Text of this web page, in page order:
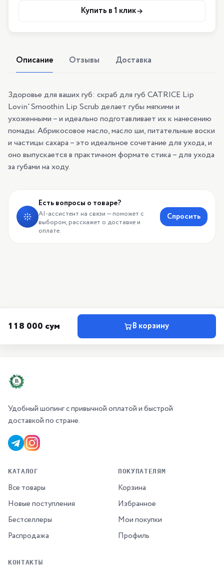
Купить в 1 клик
Описание Отзывы Доставка
Здоровье для ваших губ: скраб для губ CATRICE Lip
Lovin' Smoothin Lip Scrub делает губы мягкими и
ухоженными – и идеально подготавливает их к нанесению
помады. Абрикосовое масло, масло ши, питательные воски
и частицы сахара – это идеальное сочетание для ухода, и
оно выпускается в практичном формате стика – для ухода
за губами на ходу.
Есть вопросы о товаре?
AI-ассистент на связи — поможет с
выбором, расскажет о доставке и
оплате.
Спросить
118 000 сум В корзину
Удобный шопинг с привычной оплатой и быстрой
доставкой по стране.
КАТАЛОГ
Все товары
Новые поступления
Бестселлеры
Распродажа
ПОКУПАТЕЛЯМ
Корзина
Избранное
Мои покупки
Профиль
КОНТАКТЫ